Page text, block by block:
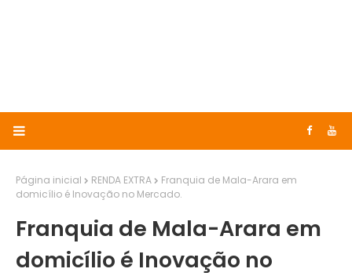
Página inicial RENDA EXTRA
Franquia de Mala-Arara em
domicílio é Inovação no Mercado.
Franquia de Mala-Arara em
domicílio é Inovação no